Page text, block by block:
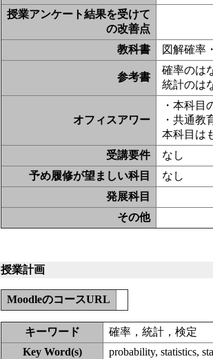
授業アンケート結果を受けて
の改善点
教科書
図解確率
参考書
確率のは
統計のは
オフィスアワー
・本科目
・共通教
本科目は
受講要件
なし
予め履修が望ましい科目
なし
発展科目
その他
授業計画
MoodleのコースURL
キーワード
確率，統計，検定
Key Word(s)
probability, statistics,